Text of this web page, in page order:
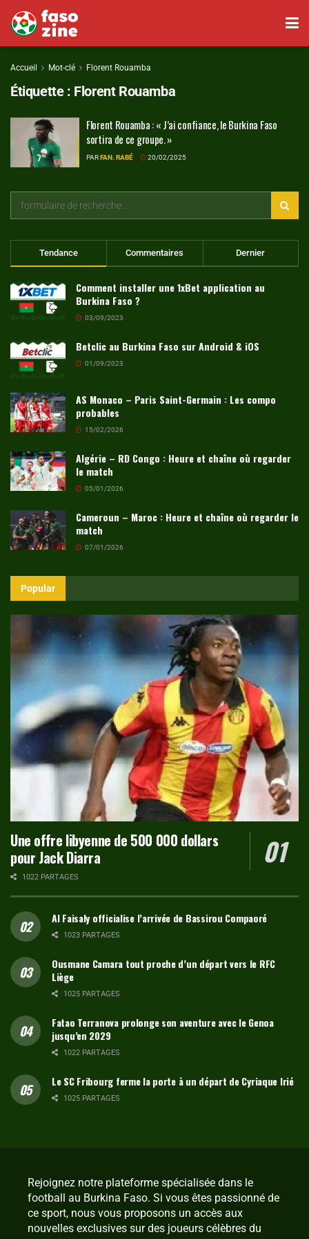
Accueil Mot-clé Florent Rouamba
Étiquette : Florent Rouamba
Florent Rouamba : « J’ai confiance, le Burkina Faso
sortira de ce groupe. »
PARFAN. RABÉ 20/02/2025
Tendance Commentaires Dernier
Comment installer une 1xBet application au
Burkina Faso ?
03/09/2023
Betclic au Burkina Faso sur Android & iOS
01/09/2023
AS Monaco – Paris Saint-Germain : Les compo
probables
15/02/2026
Algérie – RD Congo : Heure et chaîne où regarder
le match
05/01/2026
Cameroun – Maroc : Heure et chaîne où regarder le
match
07/01/2026
Popular
Une offre libyenne de 500 000 dollars
pour Jack Diarra
1022 PARTAGES
Al Faisaly officialise l’arrivée de Bassirou Compaoré
1023 PARTAGES
Ousmane Camara tout proche d’un départ vers le RFC
Liège
1025 PARTAGES
Fatao Terranova prolonge son aventure avec le Genoa
jusqu’en 2029
1022 PARTAGES
Le SC Fribourg ferme la porte à un départ de Cyriaque Irié
1025 PARTAGES
Rejoignez notre plateforme spécialisée dans le
football au Burkina Faso. Si vous êtes passionné de
ce sport, nous vous proposons un accès aux
nouvelles exclusives sur des joueurs célèbres du